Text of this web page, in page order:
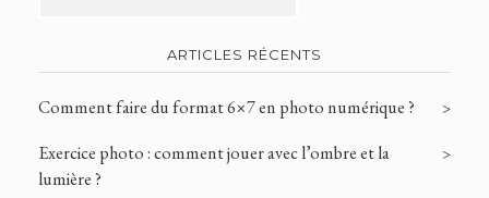
ARTICLES RÉCENTS
Comment faire du format 6×7 en photo numérique ?
Exercice photo : comment jouer avec l’ombre et la
lumière ?